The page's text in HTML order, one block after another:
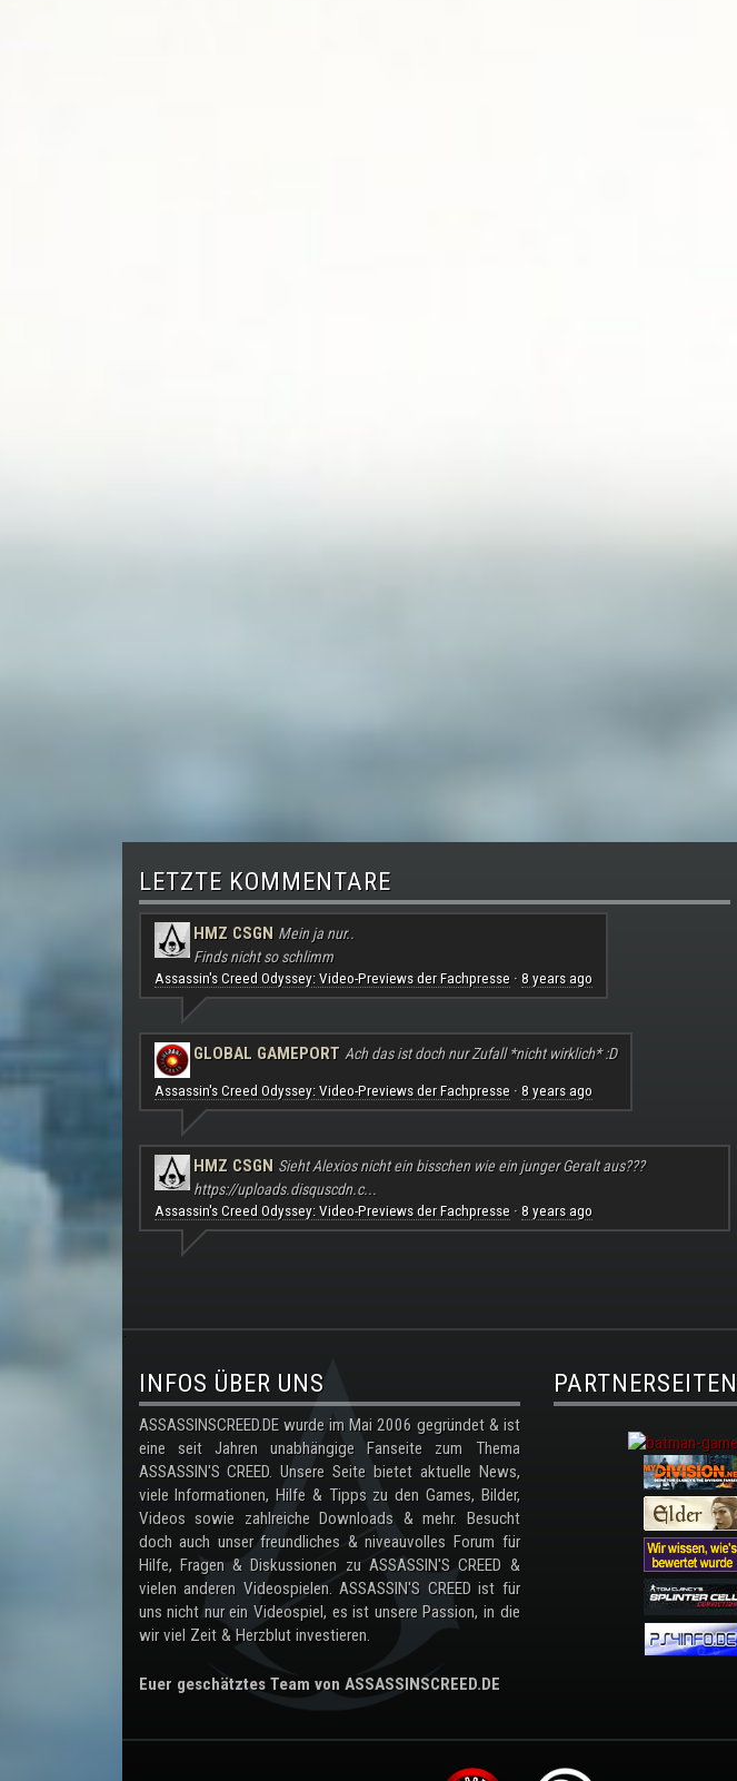
LETZTE KOMMENTARE
HMZ CSGN Mein ja nur..
Finds nicht so schlimm
Assassin's Creed Odyssey: Video-Previews der Fachpresse· 8 years ago
GLOBAL GAMEPORT Ach das ist doch nur Zufall *nicht wirklich* :D
Assassin's Creed Odyssey: Video-Previews der Fachpresse· 8 years ago
HMZ CSGN Sieht Alexios nicht ein bisschen wie ein junger Geralt aus???
https://uploads.disquscdn.c...
Assassin's Creed Odyssey: Video-Previews der Fachpresse· 8 years ago
.
INFOS ÜBER UNS
ASSASSINSCREED.DE wurde im Mai 2006 gegründet & ist
eine seit Jahren unabhängige Fanseite zum Thema
ASSASSIN'S CREED. Unsere Seite bietet aktuelle News,
viele Informationen, Hilfe & Tipps zu den Games, Bilder,
Videos sowie zahlreiche Downloads & mehr. Besucht
doch auch unser freundliches & niveauvolles Forum für
Hilfe, Fragen & Diskussionen zu ASSASSIN'S CREED &
vielen anderen Videospielen. ASSASSIN'S CREED ist für
uns nicht nur ein Videospiel, es ist unsere Passion, in die
wir viel Zeit & Herzblut investieren.
Euer geschätztes Team von ASSASSINSCREED.DE
PARTNERSEITEN